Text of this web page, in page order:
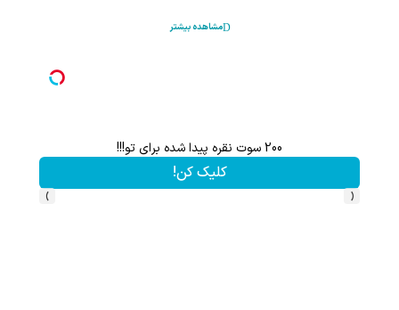
مشاهده بیشتر
کن(شامپو جلبک سبز) احتمالاً این بزرگ‌ترین اشتباه مراقبت از موته...
‹
›